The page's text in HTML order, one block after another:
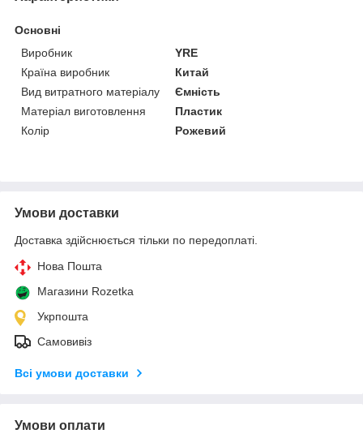
Основні
Виробник
YRE
Країна виробник
Китай
Вид витратного матеріалу
Ємність
Матеріал виготовлення
Пластик
Колір
Рожевий
Умови доставки
Доставка здійснюється тільки по передоплаті.
Нова Пошта
Магазини Rozetka
Укрпошта
Самовивіз
Всі умови доставки
Умови оплати